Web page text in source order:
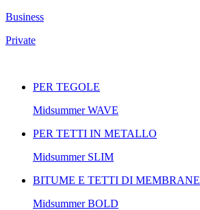
Business
Private
PER TEGOLE
MidsummerWAVE
PER TETTI IN METALLO
Midsummer SLIM
BITUME E TETTI DI MEMBRANE
MidsummerBOLD